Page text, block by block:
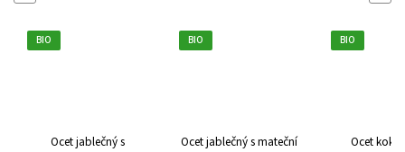
BIO
Ocet jablečný s
BIO
Ocet jablečný s mateční
BIO
Ocet